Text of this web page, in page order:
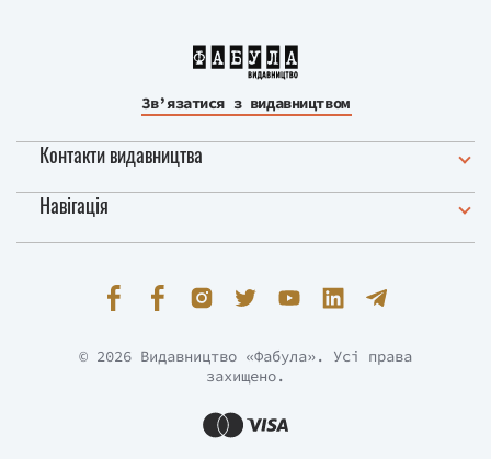
Зв’язатися з видавництвом
Контакти видавництва
Навігація
© 2026 Видавництво «Фабула». Усі права
захищено.